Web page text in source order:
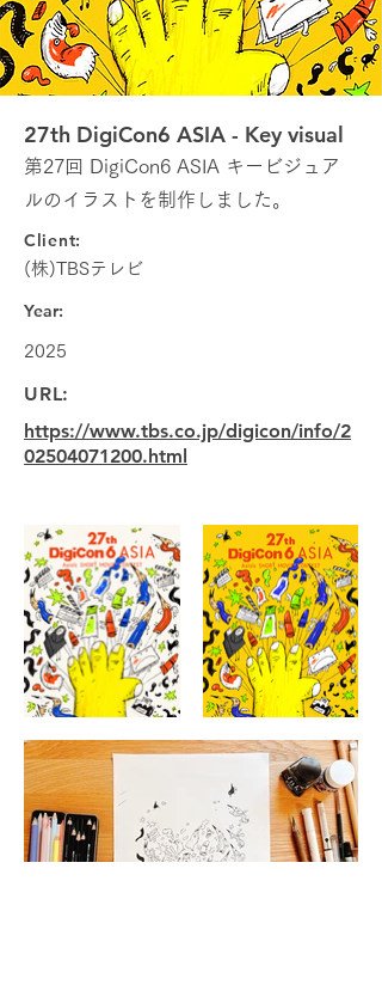
27th DigiCon6 ASIA - Key visual
第27回 DigiCon6 ASIA キービジュア
ルのイラストを制作しました。
Client:
(株)TBSテレビ
Year:
2025
URL:
https://www.tbs.co.jp/digicon/info/2
02504071200.html